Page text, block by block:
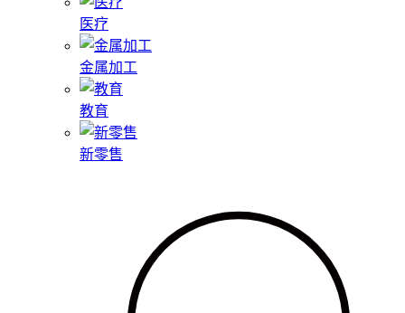
医疗
金属加工
教育
新零售